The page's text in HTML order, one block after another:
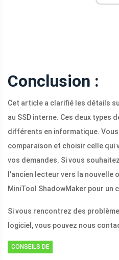
Conclusion :
Cet article a clarifié les détails
au SSD interne. Ces deux types
différents en informatique.
comparaison et choisir celle qui
vos demandes. Si vous
l'ancien lecteur vers la nouvelle
MiniTool ShadowMaker pour un
Si vous rencontrez des
logiciel, vous pouvez nous
CONSEILS DE